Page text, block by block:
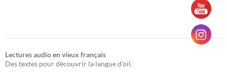
Lectures audio en vieux français
Des textes pour découvrir la langue d'oïl.